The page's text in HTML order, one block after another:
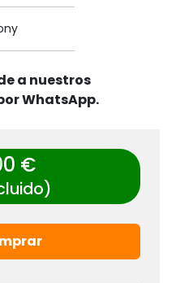
a nuestros
WhatsApp.
€